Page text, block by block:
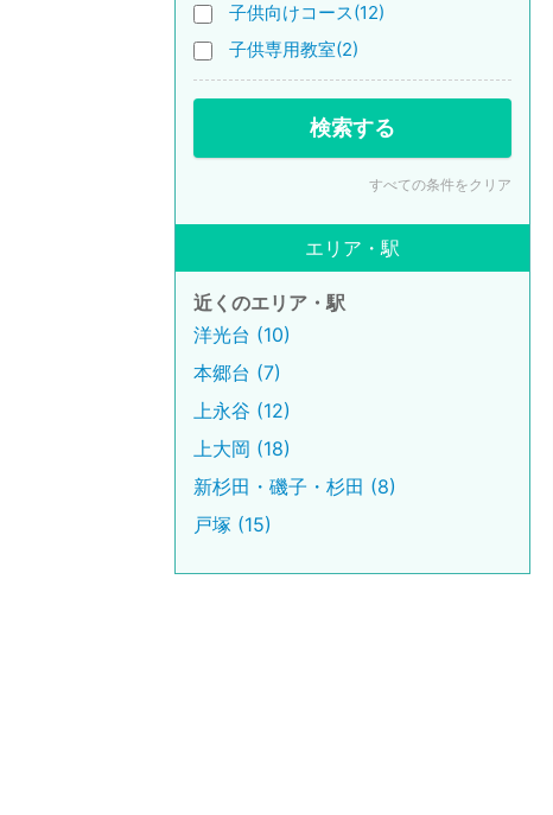
子供向けコース(12)
子供専用教室(2)
検索する
すべての条件をクリア
エリア・駅
近くのエリア・駅
洋光台 (10)
本郷台 (7)
上永谷 (12)
上大岡 (18)
新杉田・磯子・杉田 (8)
戸塚 (15)